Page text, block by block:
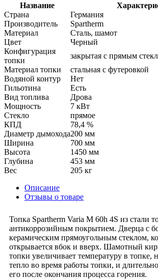
Название
Страна
Германия
Производитель
Spartherm
Материал
Сталь, шамот
Цвет
Черный
Конфигурация
топки
закрытая с прямым
Материал топки
стальная с футеровкой
Водяной контур
Нет
Гильотина
Есть
Вид топлива
Дрова
Мощность
7 кВт
Стекло
прямое
КПД
78,4 %
Диаметр дымохода200 мм
Ширина
700 мм
Высота
1450 мм
Глубина
453 мм
Вес
205 кг
Описание
Отзывы о товаре
Топка Spartherm Varia M 60h 4S из стали
антикоррозийным покрытием. Дверца с
керамическим прямоугольным стеклом,
открывается вбок и вверх. Шамотный
топки увеличивает температуру в топке,
тепло во время работы топки, и
его после окончания процесса горения.